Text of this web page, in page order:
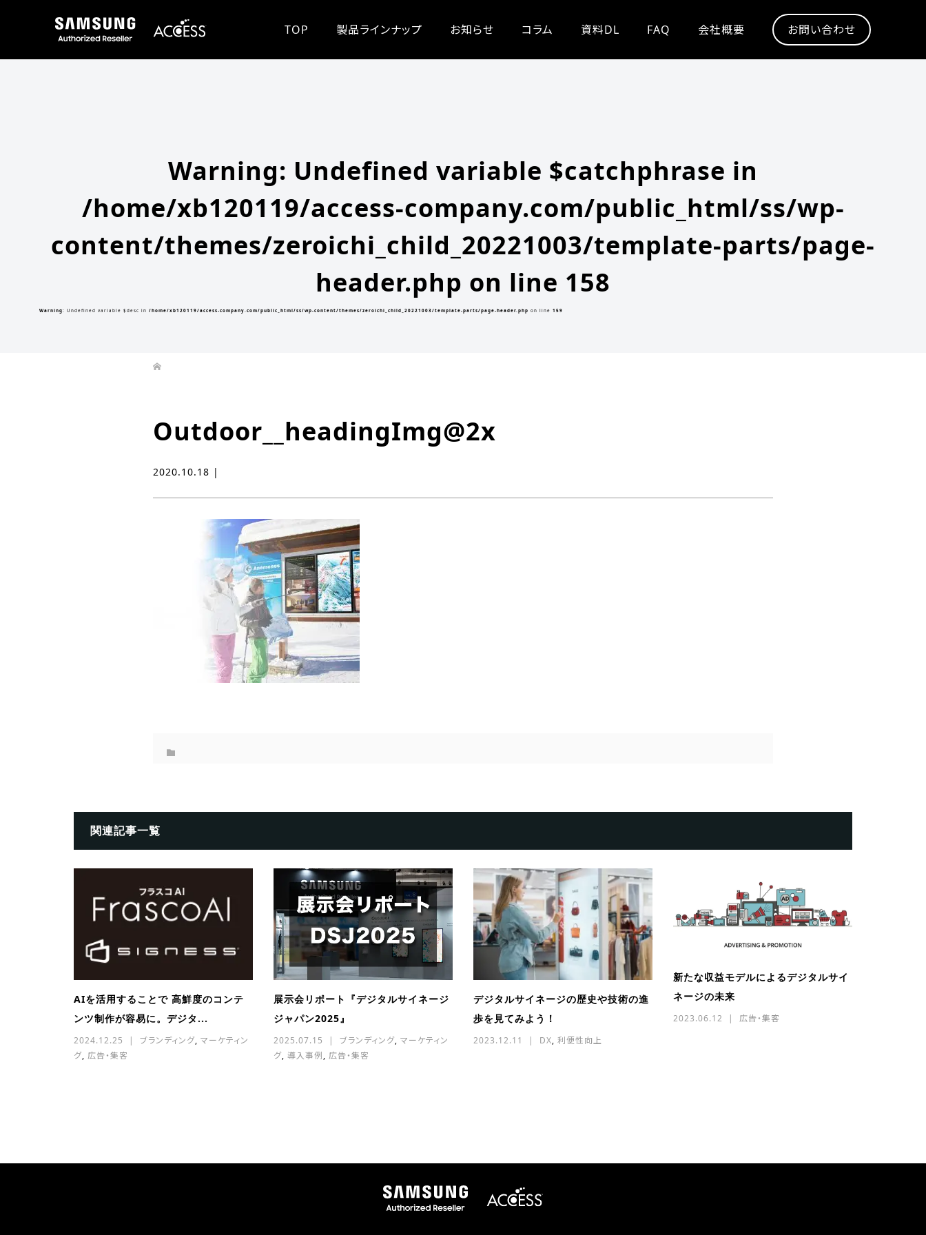
TOP 製品ラインナップ お知らせ コラム 資料DL FAQ 会社概要 お問い合わせ
Warning: Undefined variable $catchphrase in
/home/xb120119/access-company.com/public_html/ss/wp-
content/themes/zeroichi_child_20221003/template-parts/page-
header.php on line 158
Warning: Undefined variable $desc in /home/xb120119/access-company.com/public_html/ss/wp-content/themes/zeroichi_child_20221003/template-parts/page-header.php on line 159
Outdoor__headingImg@2x
2020.10.18 |
関連記事一覧
AIを活用することで 高鮮度のコンテ
ンツ制作が容易に。デジタ...
2024.12.25 ブランディング, マーケティン
グ, 広告・集客
展示会リポート『デジタルサイネージ
ジャパン2025』
2025.07.15 ブランディング, マーケティン
グ, 導入事例, 広告・集客
デジタルサイネージの歴史や技術の進
歩を見てみよう！
2023.12.11 DX, 利便性向上
新たな収益モデルによるデジタルサイ
ネージの未来
2023.06.12 広告・集客